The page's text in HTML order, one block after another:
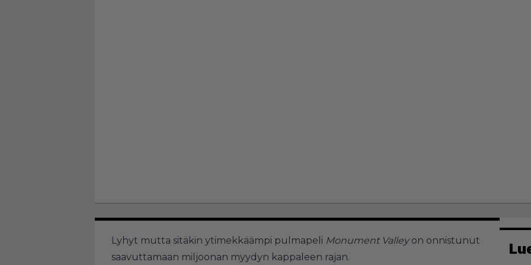
Lyhyt mutta sitäkin ytimekkäämpi pulmapeli Monument Valley on onnistunut
saavuttamaan miljoonan myydyn kappaleen rajan.